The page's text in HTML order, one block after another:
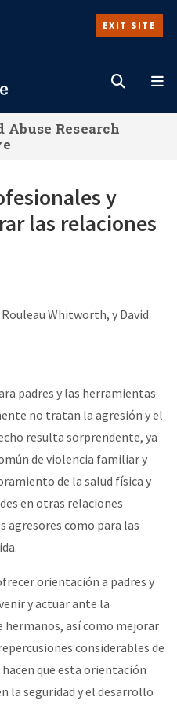
EXIT SITE
Search
Research
y
las relaciones
Whitworth, y David
padres y las herramientas
no tratan la agresión y el
resulta sorprendente, ya
de violencia familiar y
de la salud física y
en otras relaciones
como para las
orientación a padres y
y actuar ante la
así como mejorar
considerables de
que esta orientación
la seguridad y el desarrollo